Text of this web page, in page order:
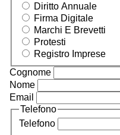
Diritto Annuale
Firma Digitale
Marchi E Brevetti
Protesti
Registro Imprese
Cognome
Nome
Email
Telefono
Telefono